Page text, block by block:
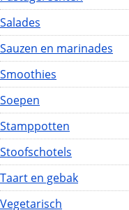
Salades
Sauzen en marinades
Smoothies
Soepen
Stamppotten
Stoofschotels
Taart en gebak
Vegetarisch